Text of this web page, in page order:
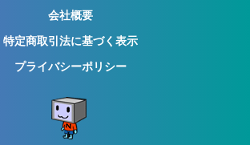
会社概要
特定商取引法に基づく表示
プライバシーポリシー